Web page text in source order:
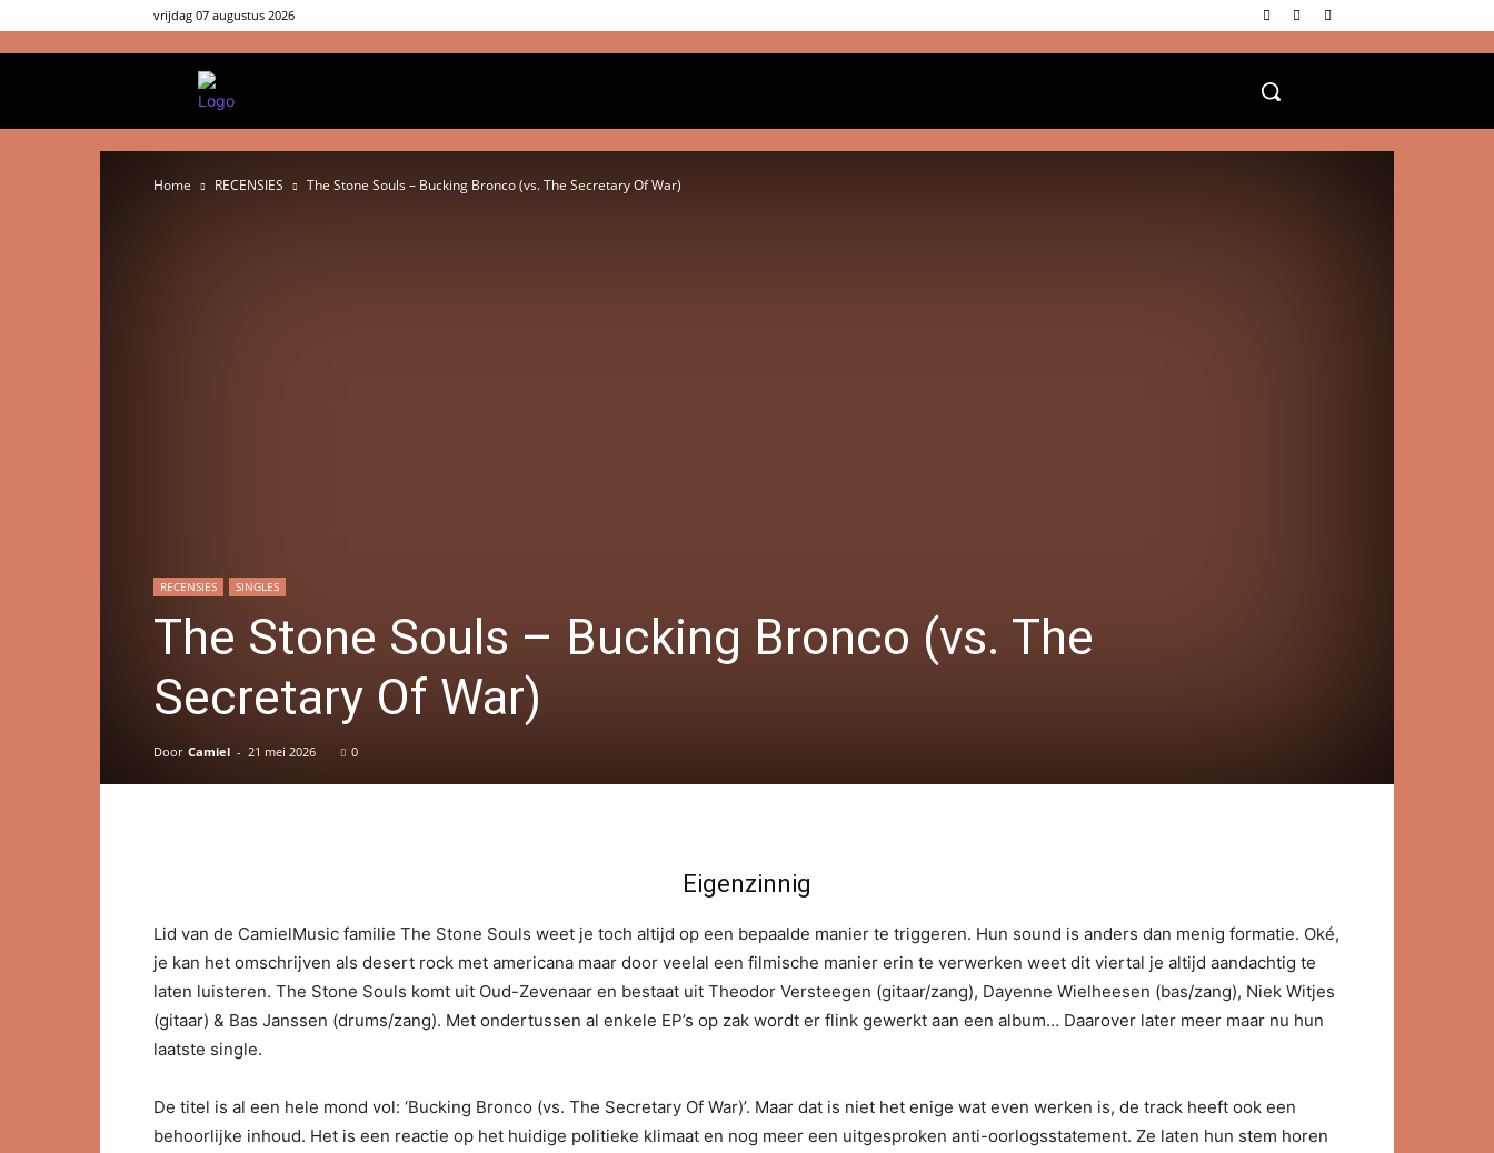
vrijdag 07 augustus 2026
Home RECENSIES The Stone Souls – Bucking Bronco (vs. The Secretary Of War)
RECENSIES SINGLES
The Stone Souls – Bucking Bronco (vs. The
Secretary Of War)
Door Camiel - 21 mei 2026 0
Eigenzinnig
Lid van de CamielMusic familie The Stone Souls weet je toch altijd op een bepaalde manier te triggeren. Hun sound is anders dan menig formatie. Oké,
je kan het omschrijven als desert rock met americana maar door veelal een filmische manier erin te verwerken weet dit viertal je altijd aandachtig te
laten luisteren. The Stone Souls komt uit Oud-Zevenaar en bestaat uit Theodor Versteegen (gitaar/zang), Dayenne Wielheesen (bas/zang), Niek Witjes
(gitaar) & Bas Janssen (drums/zang). Met ondertussen al enkele EP’s op zak wordt er flink gewerkt aan een album… Daarover later meer maar nu hun
laatste single.
De titel is al een hele mond vol: ‘Bucking Bronco (vs. The Secretary Of War)’. Maar dat is niet het enige wat even werken is, de track heeft ook een
behoorlijke inhoud. Het is een reactie op het huidige politieke klimaat en nog meer een uitgesproken anti-oorlogsstatement. Ze laten hun stem horen